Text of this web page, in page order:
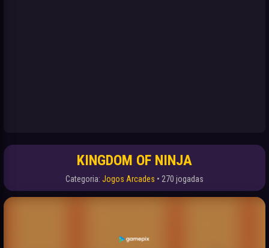
KINGDOM OF NINJA
Categoria: Jogos Arcades • 270 jogadas